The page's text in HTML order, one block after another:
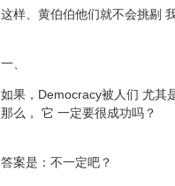
这样、黄伯伯他们就不会挑剔
一、
如果， Democracy被人们 尤其
那么，
它 一定要很成功吗？
答案是：不一定吧？